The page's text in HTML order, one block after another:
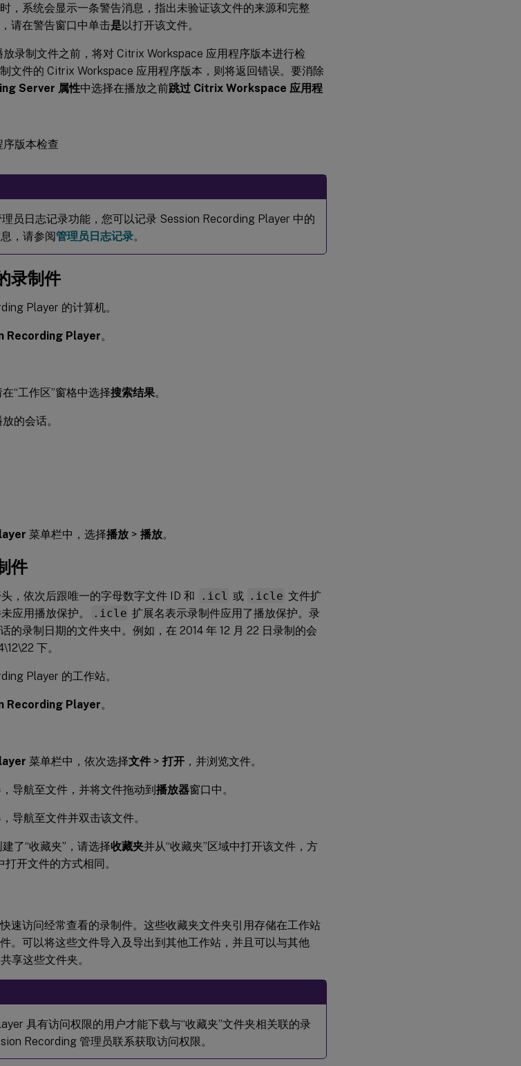
，系统会显示一条警告消息，指出未验证该文件的来源和完整
请在警告窗口中单击是以打开该文件。
录制文件之前，将对 Citrix Workspace 应用程序版本进行检
文件的 Citrix Workspace 应用程序版本，则将返回错误。要消除
Server 属性中选择在播放之前跳过 Citrix Workspace 应用程
员日志记录功能，您可以记录 Session Recording Player 中的
，请参阅管理员日志记录。
录制件
Player 的计算机。
Recording Player。
“工作区”窗格中选择搜索结果。
的会话。
菜单栏中，选择播放 > 播放。
件
，依次后跟唯一的字母数字文件 ID 和 .icl 或 .icle 文件扩
应用播放保护。 .icle 扩展名表示录制件应用了播放保护。录
的录制日期的文件夹中。例如，在 2014 年 12 月 22 日录制的会
下。
Player 的工作站。
Recording Player。
菜单栏中，依次选择文件 > 打开 ，并浏览文件。
导航至文件，并将文件拖动到播放器窗口中。
导航至文件并双击该文件。
了“收藏夹”，请选择收藏夹并从“收藏夹”区域中打开该文件，方
开文件的方式相同。
速访问经常查看的录制件。这些收藏夹文件夹引用存储在工作站
。可以将这些文件导入及导出到其他工作站，并且可以与其他
享这些文件夹。
具有访问权限的用户才能下载与“收藏夹”文件夹相关联的录
Recording 管理员联系获取访问权限。